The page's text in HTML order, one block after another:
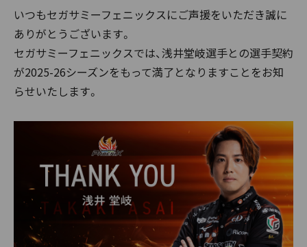
いつもセガサミーフェニックスにご声援をいただき誠に
ありがとうございます。
セガサミーフェニックスでは、浅井堂岐選手との選手契約
が2025-26シーズンをもって満了となりますことをお知
らせいたします。